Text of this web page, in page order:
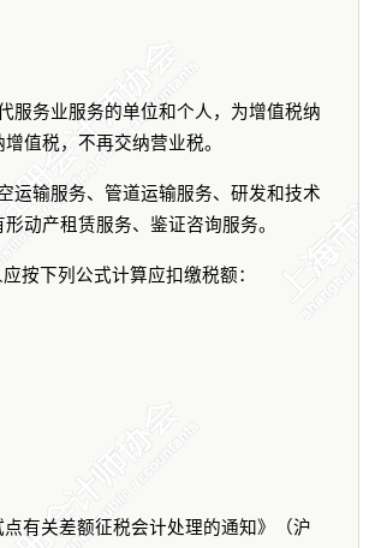
服务业服务的单位和个人，为增值税纳
值税，不再交纳营业税。
运输服务、管道运输服务、研发和技术
动产租赁服务、鉴证咨询服务。
按下列公式计算应扣缴税额：
有关差额征税会计处理的通知》（沪